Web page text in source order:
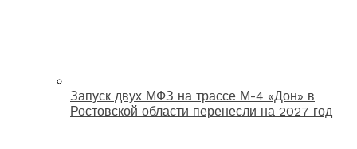
Запуск двух МФЗ на трассе М-4 «Дон» в
Ростовской области перенесли на 2027 год